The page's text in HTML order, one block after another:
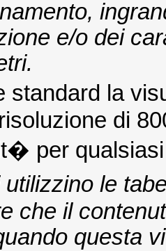
e/o dei
standard la
di
per
le
che il
questa